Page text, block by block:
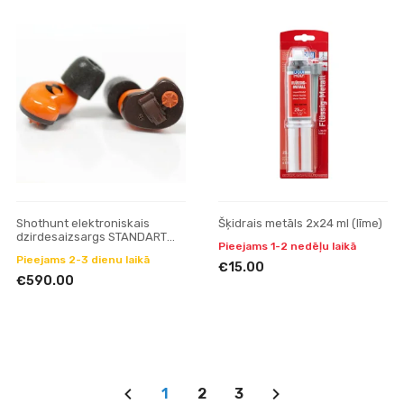
Shothunt elektroniskais
dzirdesaizsargs STANDART
Pieejams 2-3 dienu laikā
€590.00
Šķidrais metāls 2x24 ml (līme)
Pieejams 1-2 nedēļu laikā
€15.00
1 2 3